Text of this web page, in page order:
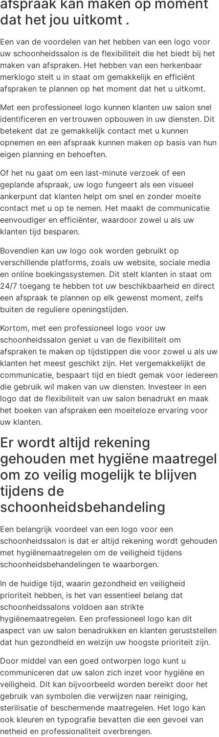
dat het jou uitkomt .
Een van de voordelen van het hebben van een logo voor
uw schoonheidssalon is de flexibiliteit die het biedt bij het
maken van afspraken. Het hebben van een herkenbaar
merklogo stelt u in staat om gemakkelijk en efficiënt
afspraken te plannen op het moment dat het u uitkomt.
Met een professioneel logo kunnen klanten uw salon snel
identificeren en vertrouwen opbouwen in uw diensten. Dit
betekent dat ze gemakkelijk contact met u kunnen
opnemen en een afspraak kunnen maken op basis van hun
eigen planning en behoeften.
Of het nu gaat om een last-minute verzoek of een
geplande afspraak, uw logo fungeert als een visueel
ankerpunt dat klanten helpt om snel en zonder moeite
contact met u op te nemen. Het maakt de communicatie
eenvoudiger en efficiënter, waardoor zowel u als uw
klanten tijd besparen.
Bovendien kan uw logo ook worden gebruikt op
verschillende platforms, zoals uw website, sociale media
en online boekingssystemen. Dit stelt klanten in staat om
24/7 toegang te hebben tot uw beschikbaarheid en direct
een afspraak te plannen op elk gewenst moment, zelfs
buiten de reguliere openingstijden.
Kortom, met een professioneel logo voor uw
schoonheidssalon geniet u van de flexibiliteit om
afspraken te maken op tijdstippen die voor zowel u als uw
klanten het meest geschikt zijn. Het vergemakkelijkt de
communicatie, bespaart tijd en biedt gemak voor iedereen
die gebruik wil maken van uw diensten. Investeer in een
logo dat de flexibiliteit van uw salon benadrukt en maak
het boeken van afspraken een moeiteloze ervaring voor
uw klanten.
Er wordt altijd rekening
gehouden met hygiëne maatregel
om zo veilig mogelijk te blijven
tijdens de
schoonheidsbehandeling
Een belangrijk voordeel van een logo voor een
schoonheidssalon is dat er altijd rekening wordt gehouden
met hygiënemaatregelen om de veiligheid tijdens
schoonheidsbehandelingen te waarborgen.
In de huidige tijd, waarin gezondheid en veiligheid
prioriteit hebben, is het van essentieel belang dat
schoonheidssalons voldoen aan strikte
hygiënemaatregelen. Een professioneel logo kan dit
aspect van uw salon benadrukken en klanten geruststellen
dat hun gezondheid en welzijn uw hoogste prioriteit zijn.
Door middel van een goed ontworpen logo kunt u
communiceren dat uw salon zich inzet voor hygiëne en
veiligheid. Dit kan bijvoorbeeld worden bereikt door het
gebruik van symbolen die verwijzen naar reiniging,
sterilisatie of beschermende maatregelen. Het logo kan
ook kleuren en typografie bevatten die een gevoel van
netheid en professionaliteit overbrengen.